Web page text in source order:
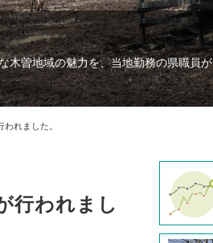
曽地域の魅力を、当地勤務の県職員
れました。
行われまし